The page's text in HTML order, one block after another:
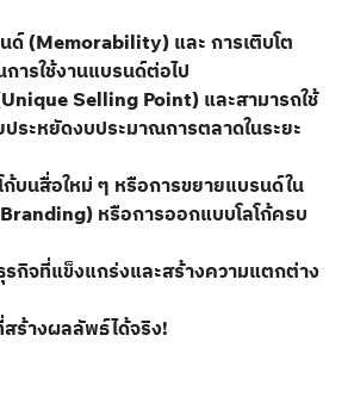
ด์ (Memorability) และ การเติบโต
ารใช้งานแบรนด์ต่อไป
Selling Point) และสามารถใช้
ระหยัดงบประมาณการตลาดในระยะ
บนสื่อใหม่ ๆ หรือการขยายแบรนด์ใน
หรือการออกแบบโลโก้ครบ
กิจที่แข็งแกร่งและสร้างความแตกต่าง
ร้างผลลัพธ์ได้จริง!